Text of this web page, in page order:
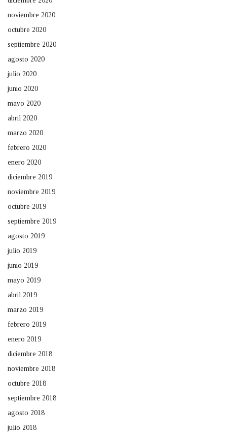
noviembre 2020
octubre 2020
septiembre 2020
agosto 2020
julio 2020
junio 2020
mayo 2020
abril 2020
marzo 2020
febrero 2020
enero 2020
diciembre 2019
noviembre 2019
octubre 2019
septiembre 2019
agosto 2019
julio 2019
junio 2019
mayo 2019
abril 2019
marzo 2019
febrero 2019
enero 2019
diciembre 2018
noviembre 2018
octubre 2018
septiembre 2018
agosto 2018
julio 2018